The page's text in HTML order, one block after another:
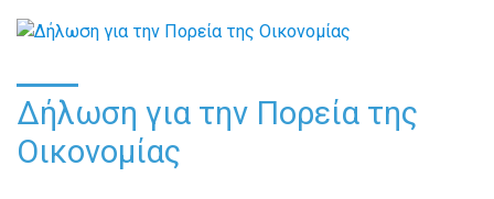
Δήλωση για την Πορεία της
Οικονομίας